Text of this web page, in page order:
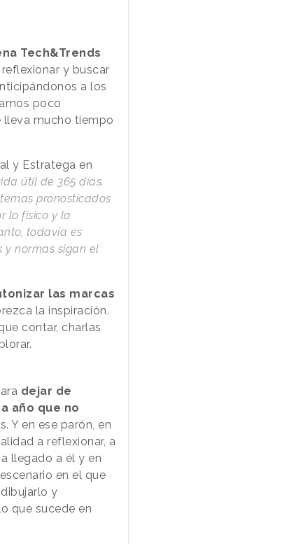
Tech&Trends
y buscar
a los
poco
lleva mucho tiempo
y Estratega en
útil de 365 días.
pronosticados
lo físico y la
todavía es
y normas sigan el
las marcas
la inspiración.
contar, charlas
dejar de
año que no
Y en ese parón, en
a reflexionar, a
llegado a él y en
en el que
y
que sucede en